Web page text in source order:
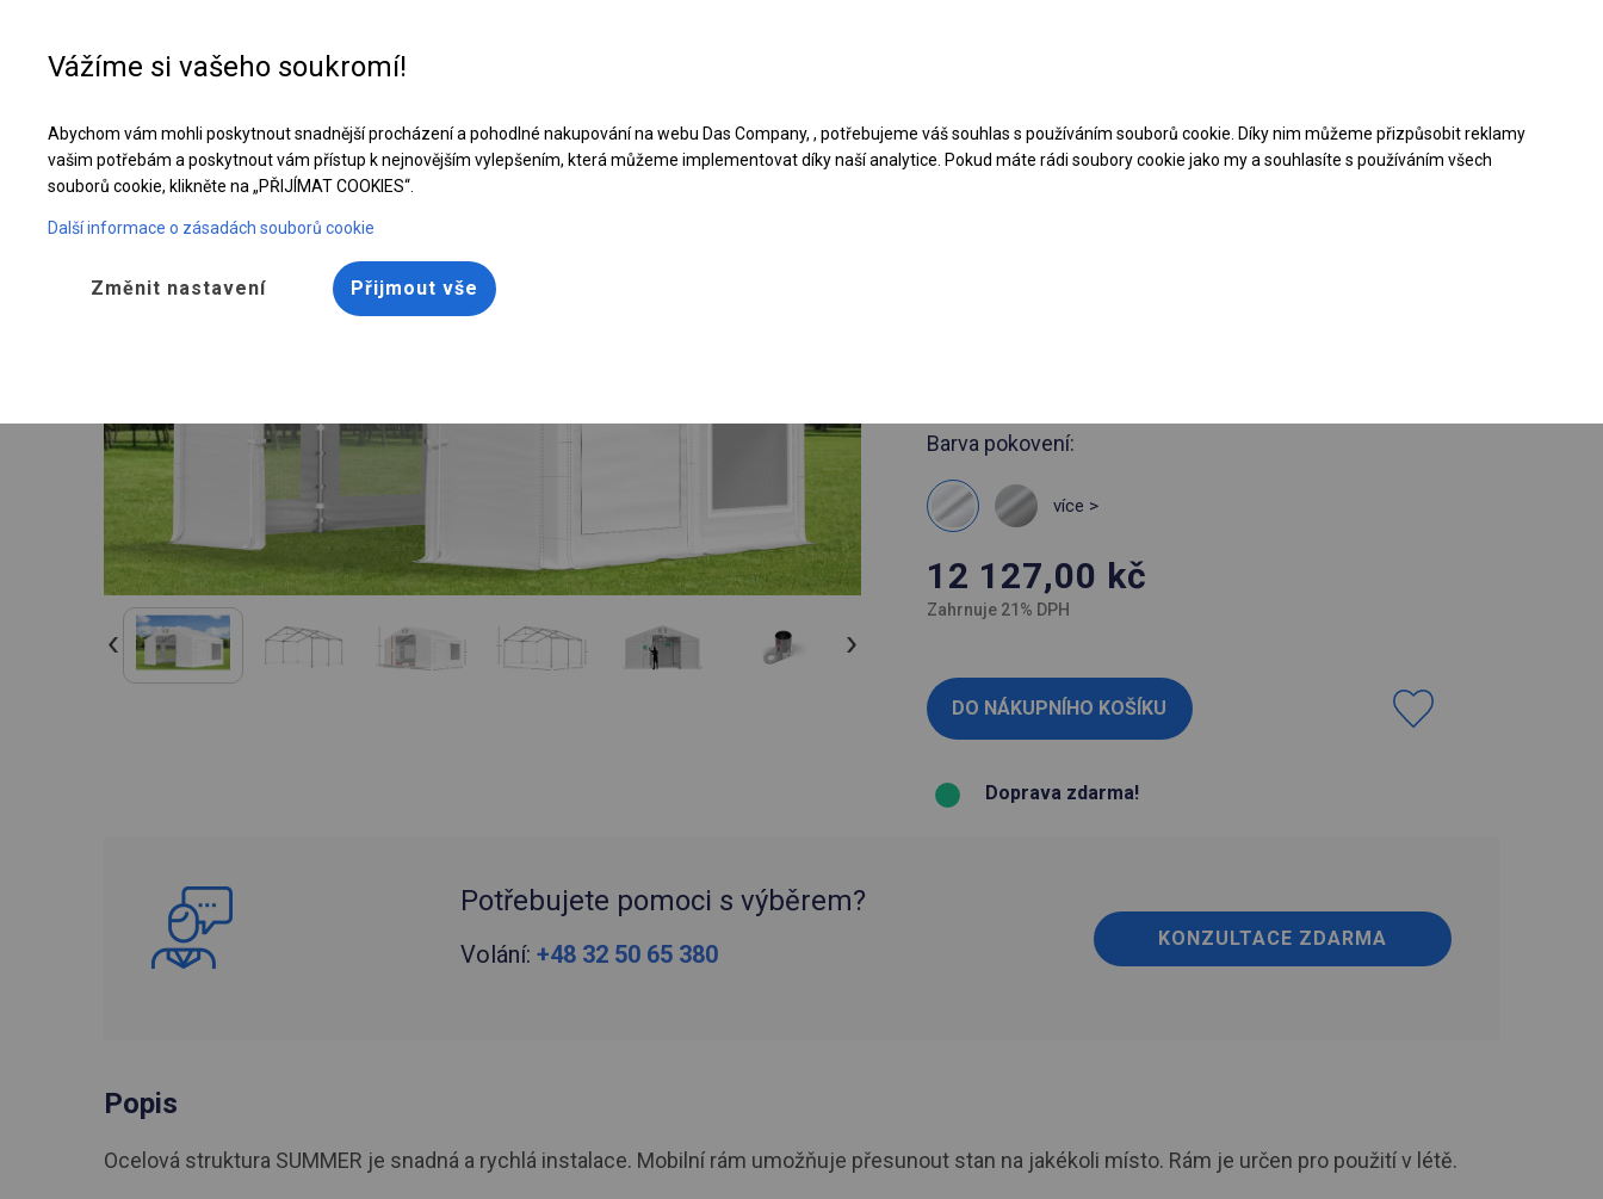
Pevný párty stan | 3x4 m Stáhněte si nabídku PDF
Barva pokovení:
více >
12 127,00 kč
Zahrnuje 21% DPH
Doprava zdarma!
Potřebujete pomoci s výběrem?
Volání: +48 32 50 65 380
KONZULTACE ZDARMA
Popis
Ocelová struktura SUMMER je snadná a rychlá instalace. Mobilní rám umožňuje přesunout stan na jakékoli místo. Rám je určen pro použití v létě.
Vážíme si vašeho soukromí!
Abychom vám mohli poskytnout snadnější procházení a pohodlné nakupování na webu Das Company, , potřebujeme váš souhlas s používáním souborů cookie. Díky nim můžeme přizpůsobit reklamy
vašim potřebám a poskytnout vám přístup k nejnovějším vylepšením, která můžeme implementovat díky naší analytice. Pokud máte rádi soubory cookie jako my a souhlasíte s používáním všech
souborů cookie, klikněte na „PŘIJÍMAT COOKIES“.
Další informace o zásadách souborů cookie
Změnit nastavení Přijmout vše